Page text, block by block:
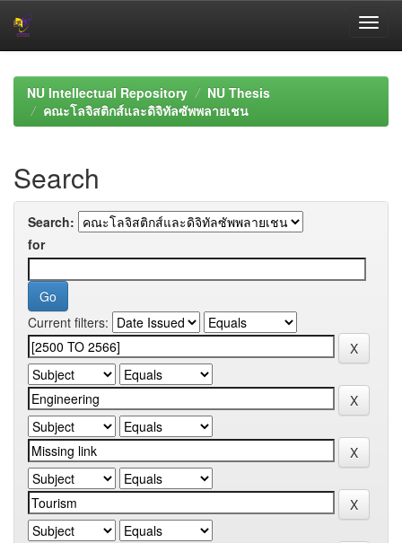
navigationNU Intellectual Repository
NU Thesis
คณะโลจิสติกส์และดิจิทัลซัพพลายเชน
Search
Search:
for
Current filters: